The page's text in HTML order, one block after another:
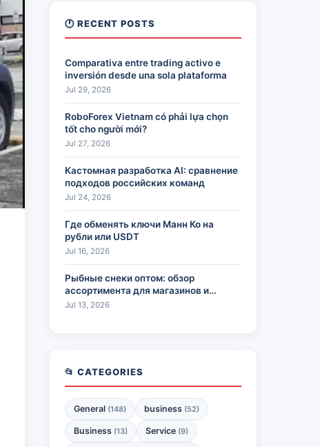
🕐 RECENT POSTS
Comparativa entre trading activo e
inversión desde una sola plataforma
Jul 29, 2026
RoboForex Vietnam có phải lựa chọn
tốt cho người mới?
Jul 27, 2026
Кастомная разработка AI: сравнение
подходов российских команд
Jul 24, 2026
Где обменять ключи Манн Ко на
рубли или USDT
Jul 16, 2026
Рыбные снеки оптом: обзор
ассортимента для магазинов и
HoReCa
Jul 13, 2026
📂 CATEGORIES
General (148) business (52)
Business (13) Service (9)